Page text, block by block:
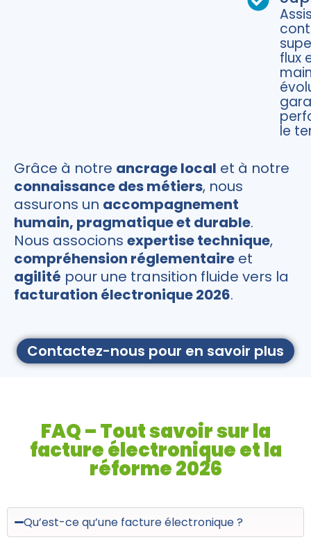
flux
le
Grâce à notre ancrage local et à notre
connaissance des métiers, nous
assurons un accompagnement
humain, pragmatique et durable.
Nous associons expertise technique,
compréhension réglementaire et
agilité pour une transition fluide vers la
facturation électronique 2026.
Contactez-nous pour en savoir plus
FAQ – Tout savoir sur la
facture électronique et la
réforme 2026
Qu’est-ce qu’une facture électronique ?